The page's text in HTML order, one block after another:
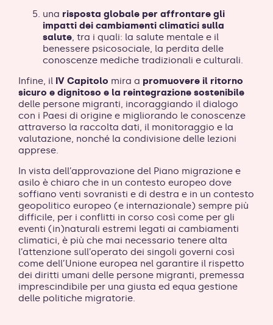
una risposta globale per affrontare gli
impatti dei cambiamenti climatici sulla
salute, tra i quali: la salute mentale e il
benessere psicosociale, la perdita delle
conoscenze mediche tradizionali e culturali.
Infine, il IV Capitolo mira a promuovere il ritorno
sicuro e dignitoso e la reintegrazione sostenibile
delle persone migranti, incoraggiando il dialogo
con i Paesi di origine e migliorando le conoscenze
attraverso la raccolta dati, il monitoraggio e la
valutazione, nonché la condivisione delle lezioni
apprese.
In vista dell’approvazione del Piano migrazione e
asilo è chiaro che in un contesto europeo dove
soffiano venti sovranisti e di destra e in un contesto
geopolitico europeo (e internazionale) sempre più
difficile, per i conflitti in corso così come per gli
eventi (in)naturali estremi legati ai cambiamenti
climatici, è più che mai necessario tenere alta
l’attenzione sull’operato dei singoli governi così
come dell’Unione europea nel garantire il rispetto
dei diritti umani delle persone migranti, premessa
imprescindibile per una giusta ed equa gestione
delle politiche migratorie.